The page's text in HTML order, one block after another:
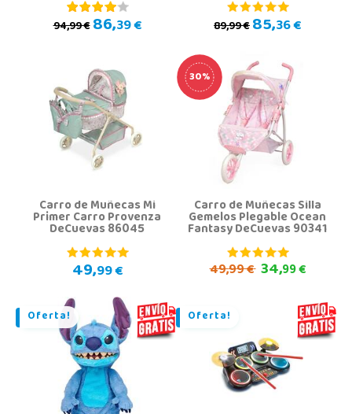
94,99 €86,39 € 89,99 €85,36 €
Carro de Muñecas Mi
Primer Carro Provenza
DeCuevas 86045
49,99 €
30%
Carro de Muñecas Silla
Gemelos Plegable Ocean
Fantasy DeCuevas 90341
49,99 € 34,99 €
Oferta! Oferta!